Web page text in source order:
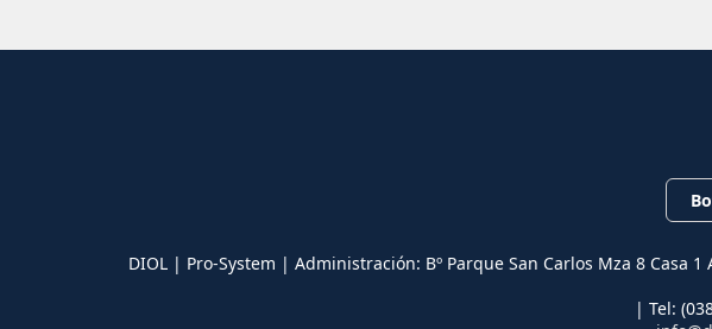
DIOL | Pro-System | Administración: Bº Parque San Carlos Mza 8 Casa 1
| Tel: